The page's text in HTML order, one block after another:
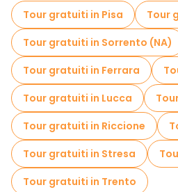
Tour gratuiti in Pisa
Tour
Tour gratuiti in Sorrento (NA)
Tour gratuiti in Ferrara
Tour gratuiti in Lucca
Tour gratuiti in Riccione
Tour gratuiti in Stresa
Tour gratuiti in Trento